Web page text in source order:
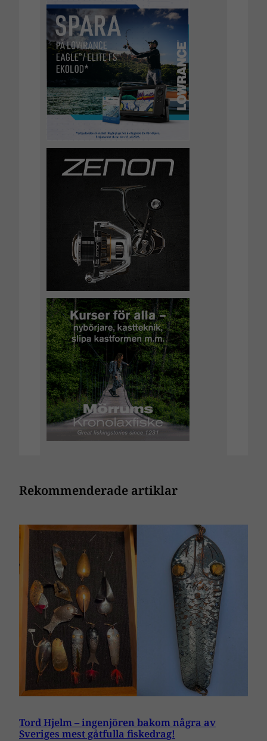
Rekommenderade artiklar
Tord Hjelm – ingenjören bakom några av
Sveriges mest gåtfulla fiskedrag!